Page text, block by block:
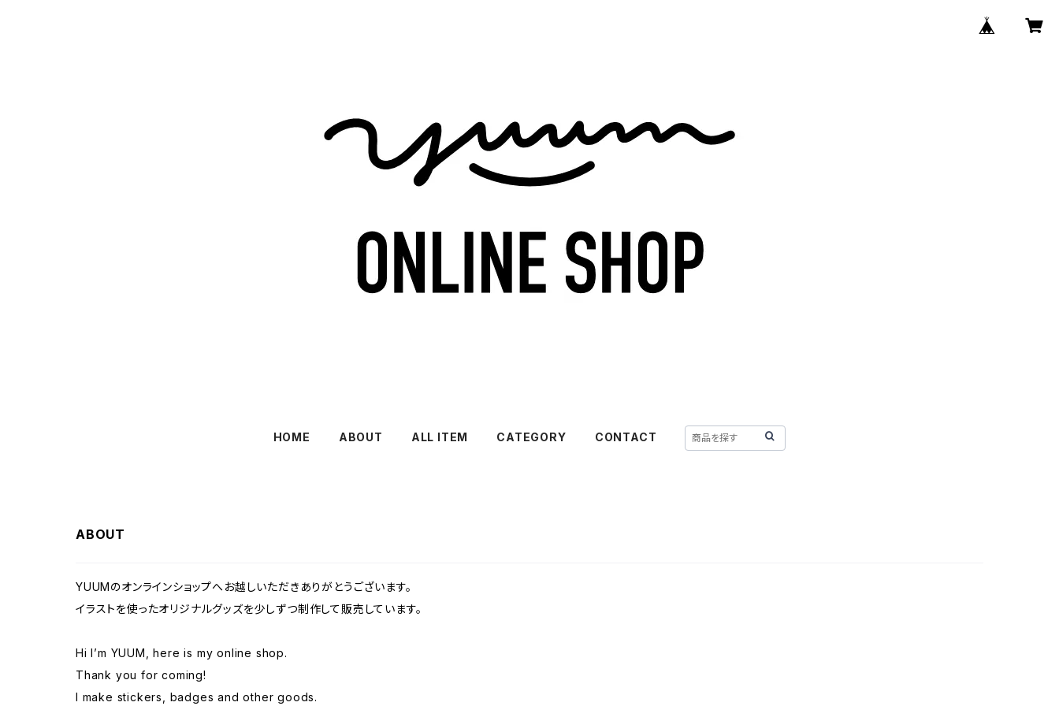
HOME ABOUT ALL ITEM CATEGORY CONTACT
ABOUT
YUUMのオンラインショップへお越しいただきありがとうございます。
イラストを使ったオリジナルグッズを少しずつ制作して販売しています。
Hi I’m YUUM, here is my online shop.
Thank you for coming!
I make stickers, badges and other goods.